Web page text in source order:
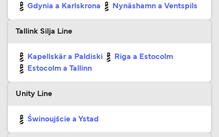
Gdynia a Karlskrona Nynäshamn a Ventspils
Tallink Silja Line
Kapellskär a Paldiski
Riga a Estocolm
Estocolm a Tallinn
Unity Line
Świnoujście a Ystad